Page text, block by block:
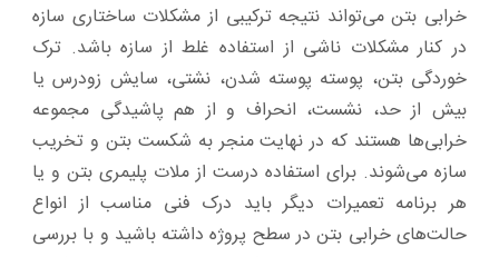
خرابی بتن می‌تواند نتیجه ترکیبی از مشکلات ساختاری سازه
در کنار مشکلات ناشی از استفاده غلط از سازه باشد. ترک‌
خوردگی بتن، پوسته پوسته شدن، نشتی، سایش زودرس یا
بیش‌ از حد، نشست، انحراف و از هم‌ پاشیدگی مجموعه
خرابی‌ها هستند که در نهایت منجر به شکست بتن و تخریب
سازه می‌شوند. برای استفاده درست از ملات پلیمری بتن و یا
هر برنامه تعمیرات دیگر باید درک فنی مناسب از انواع
حالت‌های خرابی بتن در سطح پروژه داشته باشید و با بررسی